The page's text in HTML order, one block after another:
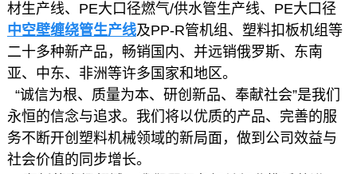
材生产线、PE大口径燃气/供水管生产线、PE大口径
中空壁缠绕管生产线及PP-R管机组、塑料扣板机组等
二十多种新产品，畅销国内、并远销俄罗斯、东南
亚、中东、非洲等许多国家和地区。
“诚信为根、质量为本、研创新品、奉献社会”是我们
永恒的信念与追求。我们将以优质的产品、完善的服
务不断开创塑料机械领域的新局面，做到公司效益与
社会价值的同步增长。